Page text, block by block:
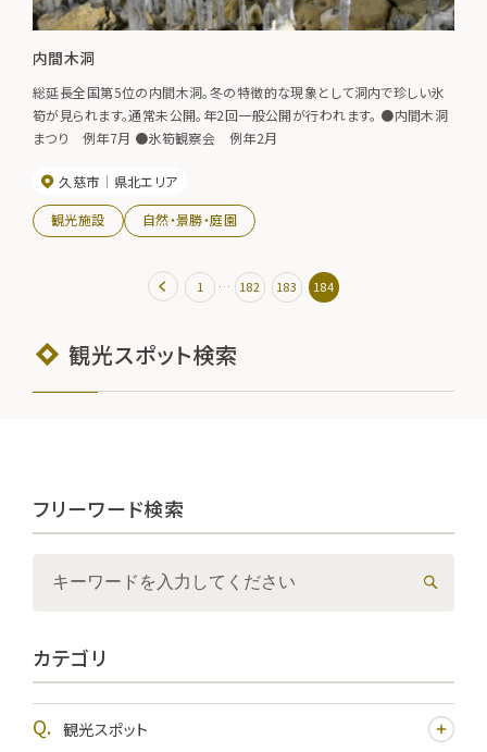
内間木洞
総延長全国第5位の内間木洞。冬の特徴的な現象として洞内で珍しい氷
筍が見られます。通常未公開。年2回一般公開が行われます。 ●内間木洞
まつり 例年7月 ●氷筍観察会 例年2月
久慈市 県北エリア
観光施設 自然・景勝・庭園
1 … 182 183 184
観光スポット検索
フリーワード検索
カテゴリ
観光スポット